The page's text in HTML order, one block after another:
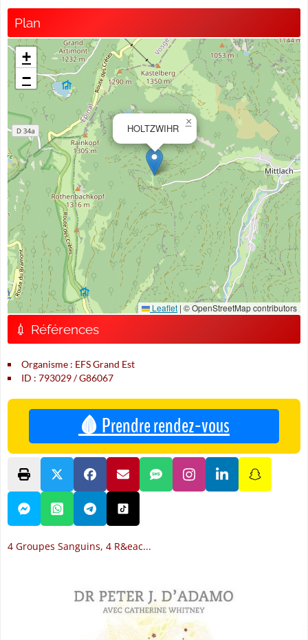
Plan
HOLTZWIHR
×
+
−
Leaflet | © OpenStreetMap contributors
💉 Références
Organisme : EFS Grand Est
ID : 793029 / G86067
🩸 Prendre rendez-vous
4 Groupes Sanguins, 4 R&eac...